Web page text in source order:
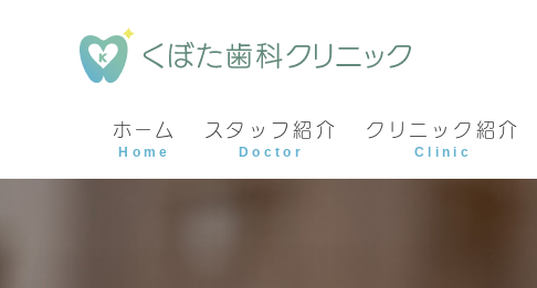
ホーム
Home
スタッフ紹介
Doctor
クリニック紹介
Clinic